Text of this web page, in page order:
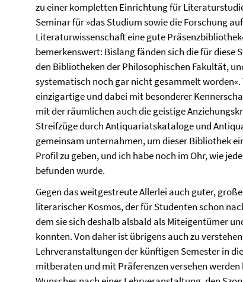
zu einer kompletten Einrichtung für
Seminar für »das Studium sowie die Forschung
Literaturwissenschaft eine gute
bemerkenswert: Bislang fänden sich die für diese
den Bibliotheken der Philosophischen Fakultät,
systematisch noch gar nicht gesammelt
einzigartige und dabei mit besonderer
mit der räumlichen auch die geistige
Streifzüge durch Antiquariatskataloge und
gemeinsam unternahmen, um dieser Bibliothek
Profil zu geben, und ich habe noch im Ohr, wie
befunden wurde.
Gegen das weitgestreute Allerlei auch guter,
literarischer Kosmos, der für Studenten schon
dem sie sich deshalb alsbald als Miteigentümer
konnten. Von daher ist übrigens auch zu
Lehrveranstaltungen der künftigen Semester in
mitberaten und mit Präferenzen versehen